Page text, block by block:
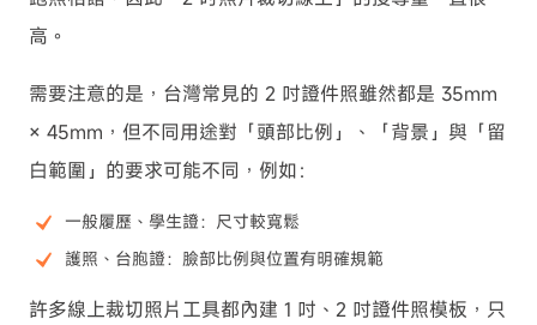
高。
需要注意的是，台灣常見的 2 吋證件照雖然都是 35mm
× 45mm，但不同用途對「頭部比例」、「背景」與「留
白範圍」的要求可能不同，例如：
一般履歷、學生證：尺寸較寬鬆
護照、台胞證：臉部比例與位置有明確規範
許多線上裁切照片工具都內建 1 吋、2 吋證件照模板，只